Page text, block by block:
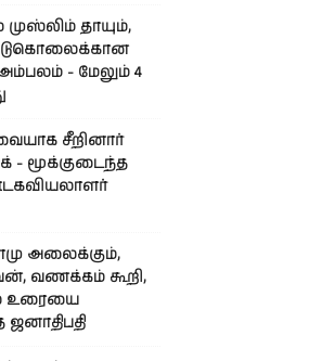
முஸ்லிம் தாயும்,
- மேலும் 4
சீறினார்
- மூக்குடைந்த
அலைக்கும்,
வணக்கம் கூறி,
உரையை